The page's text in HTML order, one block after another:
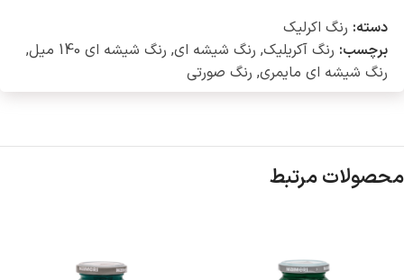
دسته: رنگ اکرلیک
برچسب: رنگ آکریلیک, رنگ شیشه ای, رنگ شیشه ای 140 میل
,
رنگ شیشه ای مایمری, رنگ صورتی
محصولات مرتبط